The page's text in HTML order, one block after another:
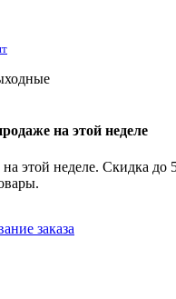
на этой неделе
этой неделе. Скидка до
заказа